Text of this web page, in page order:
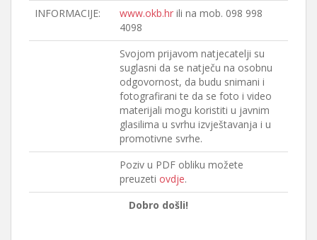
INFORMACIJE:
www.okb.hr ili na mob. 098 998
4098
Svojom prijavom natjecatelji su
suglasni da se natječu na osobnu
odgovornost, da budu snimani i
fotografirani te da se foto i video
materijali mogu koristiti u javnim
glasilima u svrhu izvještavanja i u
promotivne svrhe.
Poziv u PDF obliku možete
preuzeti ovdje.
Dobro došli!